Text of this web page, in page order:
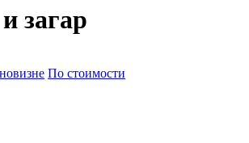
загар
По стоимости